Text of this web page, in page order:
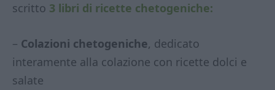
scritto 3 libri di ricette chetogeniche:
– Colazioni chetogeniche, dedicato
interamente alla colazione con ricette dolci e
salate